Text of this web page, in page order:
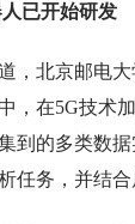
已开始研发
，北京邮电
，在5G技术
到的多类数
任务，并结